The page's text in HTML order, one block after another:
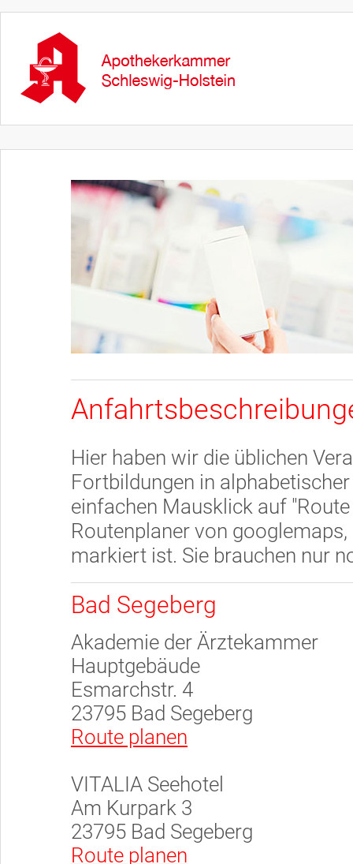
Hier haben wir die üblichen
Fortbildungen in
einfachen Mausklick auf
Routenplaner von
markiert ist. Sie brauchen nur
Bad Segeberg
Akademie der Ärztekammer
Hauptgebäude
Esmarchstr. 4
23795 Bad Segeberg
Route planen
VITALIA Seehotel
Am Kurpark 3
23795 Bad Segeberg
Route planen